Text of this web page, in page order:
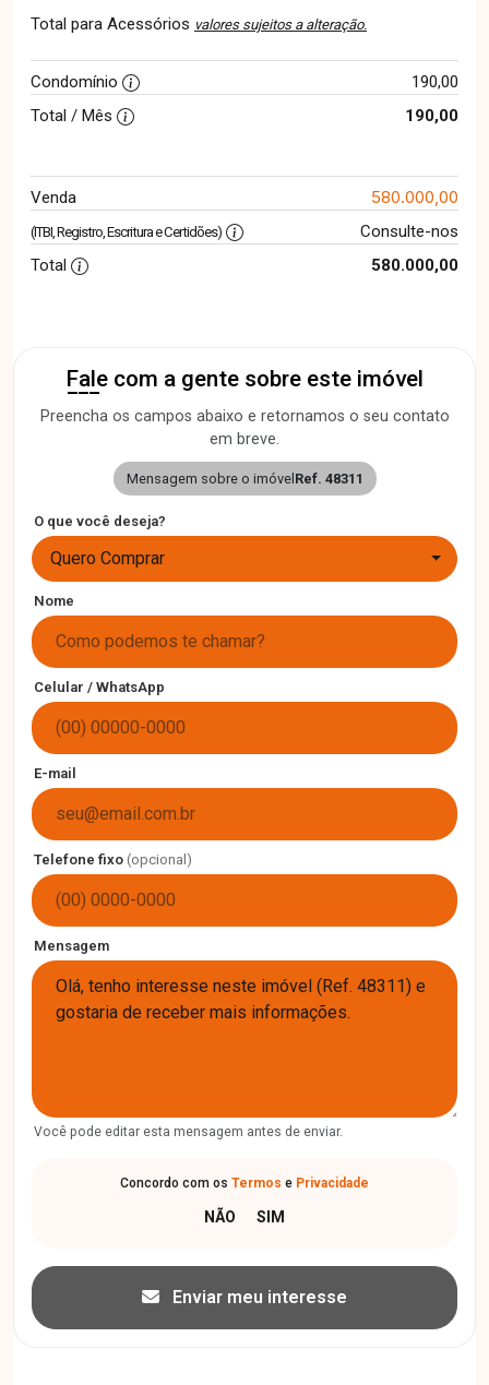
Total para Acessórios valores sujeitos a alteração.
Condomínio
190,00
Total / Mês
190,00
Venda 580.000,00
(ITBI, Registro, Escritura e Certidões)
Consulte-nos
Total
580.000,00
Fale com a gente sobre este imóvel
Preencha os campos abaixo e retornamos o seu contato
em breve.
Mensagem sobre o imóvel Ref. 48311
O que você deseja?
Quero Comprar
Nome
Celular / WhatsApp
E-mail
Telefone fixo (opcional)
Mensagem
Você pode editar esta mensagem antes de enviar.
Concordo com os Termos e Privacidade
Enviar meu interesse